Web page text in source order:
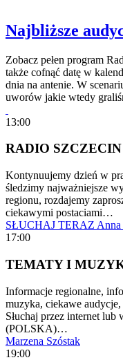
Najbliższe
Zobacz pełen program
także cofnąć datę w
dnia na antenie. W
uworów jakie wtedy
13:00
RADIO
Kontynuujemy dzień w
śledzimy najważniejsze
regionu, rozdajemy
ciekawymi postaciami…
SŁUCHAJ TERAZ
17:00
TEMATY I
Informacje regionalne,
muzyka, ciekawe
Słuchaj przez internet
(POLSKA)…
Marzena Szóstak
19:00